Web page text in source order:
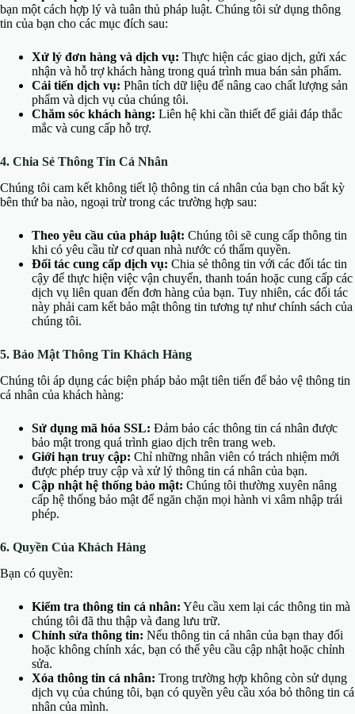
bạn một cách hợp lý và tuân thủ pháp luật. Chúng tôi sử dụng thông
tin của bạn cho các mục đích sau:
Xử lý đơn hàng và dịch vụ: Thực hiện các giao dịch, gửi xác
nhận và hỗ trợ khách hàng trong quá trình mua bán sản phẩm.
Cải tiến dịch vụ: Phân tích dữ liệu để nâng cao chất lượng sản
phẩm và dịch vụ của chúng tôi.
Chăm sóc khách hàng: Liên hệ khi cần thiết để giải đáp thắc
mắc và cung cấp hỗ trợ.
4. Chia Sẻ Thông Tin Cá Nhân
Chúng tôi cam kết không tiết lộ thông tin cá nhân của bạn cho bất kỳ
bên thứ ba nào, ngoại trừ trong các trường hợp sau:
Theo yêu cầu của pháp luật: Chúng tôi sẽ cung cấp thông tin
khi có yêu cầu từ cơ quan nhà nước có thẩm quyền.
Đối tác cung cấp dịch vụ: Chia sẻ thông tin với các đối tác tin
cậy để thực hiện việc vận chuyển, thanh toán hoặc cung cấp các
dịch vụ liên quan đến đơn hàng của bạn. Tuy nhiên, các đối tác
này phải cam kết bảo mật thông tin tương tự như chính sách của
chúng tôi.
5. Bảo Mật Thông Tin Khách Hàng
Chúng tôi áp dụng các biện pháp bảo mật tiên tiến để bảo vệ thông tin
cá nhân của khách hàng:
Sử dụng mã hóa SSL: Đảm bảo các thông tin cá nhân được
bảo mật trong quá trình giao dịch trên trang web.
Giới hạn truy cập: Chỉ những nhân viên có trách nhiệm mới
được phép truy cập và xử lý thông tin cá nhân của bạn.
Cập nhật hệ thống bảo mật: Chúng tôi thường xuyên nâng
cấp hệ thống bảo mật để ngăn chặn mọi hành vi xâm nhập trái
phép.
6. Quyền Của Khách Hàng
Bạn có quyền:
Kiểm tra thông tin cá nhân: Yêu cầu xem lại các thông tin mà
chúng tôi đã thu thập và đang lưu trữ.
Chỉnh sửa thông tin: Nếu thông tin cá nhân của bạn thay đổi
hoặc không chính xác, bạn có thể yêu cầu cập nhật hoặc chỉnh
sửa.
Xóa thông tin cá nhân: Trong trường hợp không còn sử dụng
dịch vụ của chúng tôi, bạn có quyền yêu cầu xóa bỏ thông tin cá
nhân của mình.